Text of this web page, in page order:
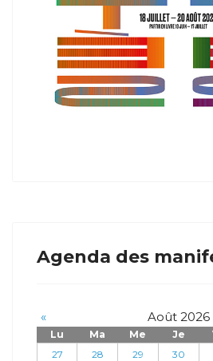
Agenda des
« Août 2026
Lu Ma Me Je
27
28 29 30